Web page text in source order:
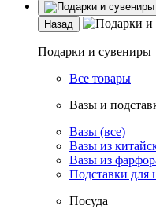
Назад
Подарки и сувениры
Все товары
Вазы и
Вазы (все)
Вазы из
Вазы из
Подставки для
Посуда